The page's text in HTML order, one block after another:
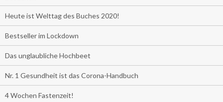
Heute ist Welttag des Buches 2020!
Bestseller im Lockdown
Das unglaubliche Hochbeet
Nr. 1 Gesundheit ist das Corona-Handbuch
4 Wochen Fastenzeit!